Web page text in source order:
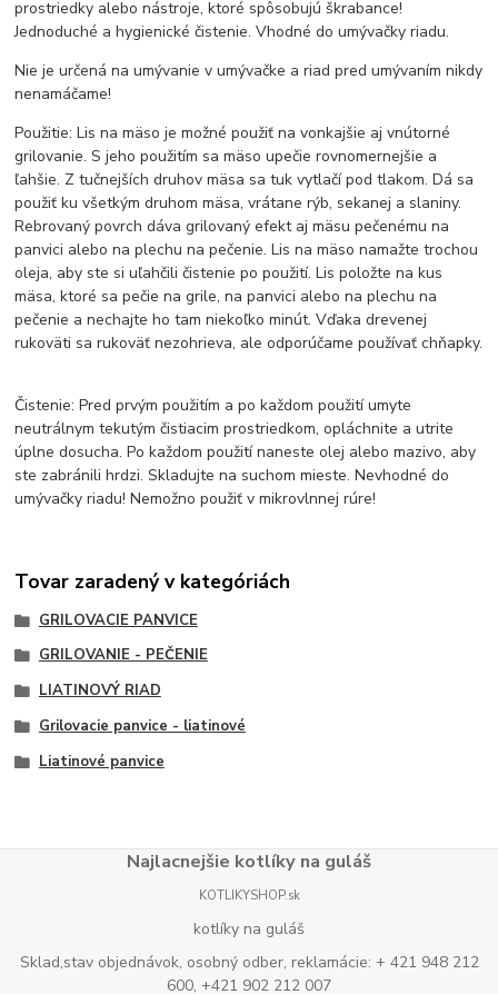
prostriedky alebo nástroje, ktoré spôsobujú škrabance!
Jednoduché a hygienické čistenie. Vhodné do umývačky riadu.
Nie je určená na umývanie v umývačke a riad pred umývaním nikdy
nenamáčame!
Použitie: Lis na mäso je možné použiť na vonkajšie aj vnútorné
grilovanie. S jeho použitím sa mäso upečie rovnomernejšie a
ľahšie. Z tučnejších druhov mäsa sa tuk vytlačí pod tlakom. Dá sa
použiť ku všetkým druhom mäsa, vrátane rýb, sekanej a slaniny.
Rebrovaný povrch dáva grilovaný efekt aj mäsu pečenému na
panvici alebo na plechu na pečenie. Lis na mäso namažte trochou
oleja, aby ste si uľahčili čistenie po použití. Lis položte na kus
mäsa, ktoré sa pečie na grile, na panvici alebo na plechu na
pečenie a nechajte ho tam niekoľko minút. Vďaka drevenej
rukoväti sa rukoväť nezohrieva, ale odporúčame používať chňapky.
Čistenie: Pred prvým použitím a po každom použití umyte
neutrálnym tekutým čistiacim prostriedkom, opláchnite a utrite
úplne dosucha. Po každom použití naneste olej alebo mazivo, aby
ste zabránili hrdzi. Skladujte na suchom mieste. Nevhodné do
umývačky riadu! Nemožno použiť v mikrovlnnej rúre!
Tovar zaradený v kategóriách
GRILOVACIE PANVICE
GRILOVANIE - PEČENIE
LIATINOVÝ RIAD
Grilovacie panvice - liatinové
Liatinové panvice
Najlacnejšie kotlíky na guláš
KOTLIKYSHOP.sk
kotlíky na guláš
Sklad,stav objednávok, osobný odber, reklamácie: + 421 948 212
600, +421 902 212 007